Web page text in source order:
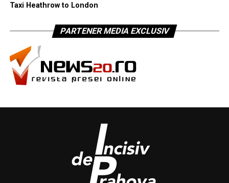
Taxi Heathrow to London
PARTENER MEDIA EXCLUSIV